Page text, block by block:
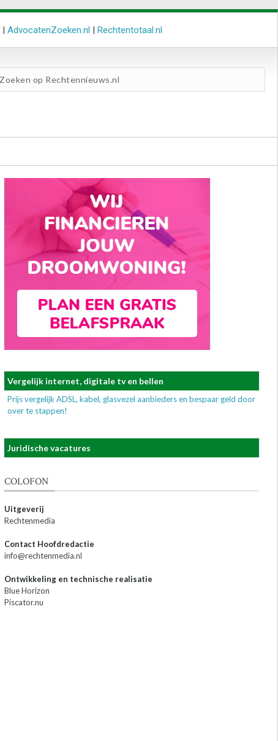
| AdvocatenZoeken.nl | Rechtentotaal.nl
Vergelijk internet, digitale tv en bellen
Prijs vergelijk ADSL, kabel, glasvezel aanbieders en bespaar geld door
over te stappen!
Juridische vacatures
COLOFON
Uitgeverij
Rechtenmedia
Contact Hoofdredactie
info@rechtenmedia.nl
Ontwikkeling en technische realisatie
Blue Horizon
Piscator.nu